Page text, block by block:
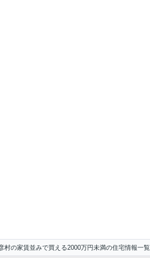
村の家賃並みで買える2000万円未満の住宅情報一覧